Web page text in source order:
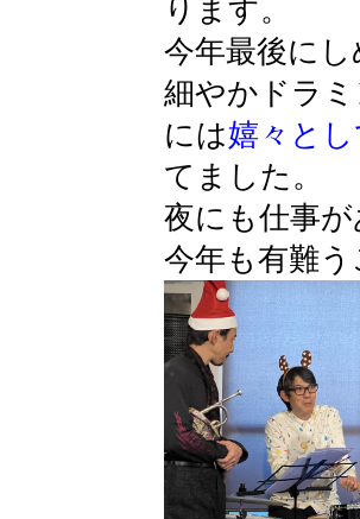
ります。
今年最後に
細やかドラ
には嬉々と
てました。
夜にも仕事
今年も有難